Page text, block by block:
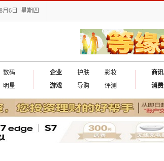
月6日 星期四
数码
明星
企业 护肤
彩妆
游戏
导购 评测
商讯
消费